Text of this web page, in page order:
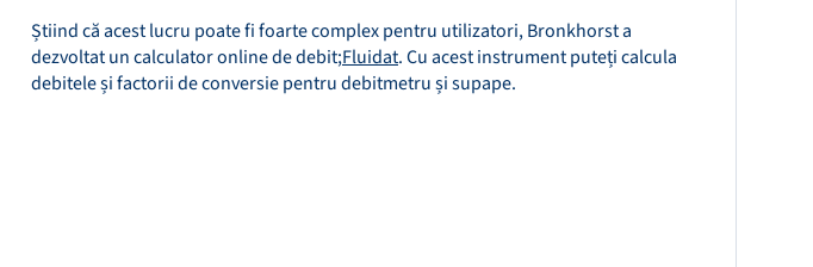
Știind că acest lucru poate fi foarte complex pentru utilizatori, Bronkhorst a
dezvoltat un calculator online de debit;Fluidat. Cu acest instrument puteți calcula
debitele și factorii de conversie pentru debitmetru și supape.